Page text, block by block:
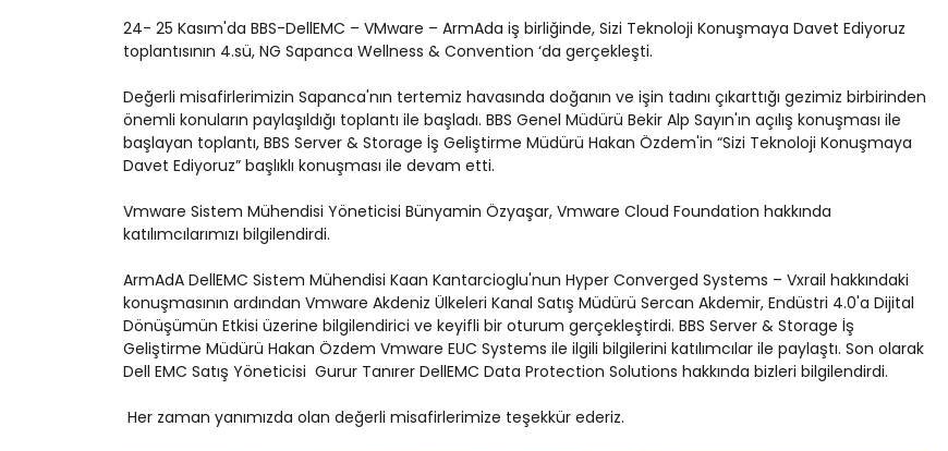
24- 25 Kasım'da BBS-DellEMC – VMware – ArmAda iş birliğinde, Sizi Teknoloji Konuşmaya Davet Ediyoruz
toplantısının 4.sü, NG Sapanca Wellness & Convention ‘da gerçekleşti.
Değerli misafirlerimizin Sapanca'nın tertemiz havasında doğanın ve işin tadını çıkarttığı gezimiz birbirinden
önemli konuların paylaşıldığı toplantı ile başladı. BBS Genel Müdürü Bekir Alp Sayın'ın açılış konuşması ile
başlayan toplantı, BBS Server & Storage İş Geliştirme Müdürü Hakan Özdem'in “Sizi Teknoloji Konuşmaya
Davet Ediyoruz” başlıklı konuşması ile devam etti.
Vmware Sistem Mühendisi Yöneticisi Bünyamin Özyaşar, Vmware Cloud Foundation hakkında
katılımcılarımızı bilgilendirdi.
ArmAdA DellEMC Sistem Mühendisi Kaan Kantarcioglu'nun Hyper Converged Systems – Vxrail hakkındaki
konuşmasının ardından Vmware Akdeniz Ülkeleri Kanal Satış Müdürü Sercan Akdemir, Endüstri 4.0'a Dijital
Dönüşümün Etkisi üzerine bilgilendirici ve keyifli bir oturum gerçekleştirdi. BBS Server & Storage İş
Geliştirme Müdürü Hakan Özdem Vmware EUC Systems ile ilgili bilgilerini katılımcılar ile paylaştı. Son olarak
Dell EMC Satış Yöneticisi Gurur Tanırer DellEMC Data Protection Solutions hakkında bizleri bilgilendirdi.
Her zaman yanımızda olan değerli misafirlerimize teşekkür ederiz.